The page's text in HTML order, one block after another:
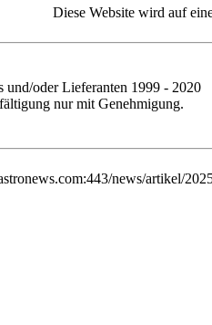
Diese Website wird auf
und/oder Lieferanten 1999 - 2020
nur mit Genehmigung.
news/artikel/